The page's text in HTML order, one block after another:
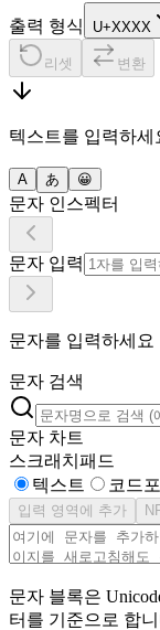
출력 형식
U+XXXX
리셋 변환
텍스트를 입력하세
A あ 😀
문자 인스펙터
문자 입력
문자를 입력하세요
문자 검색
문자 차트
스크래치패드
텍스트
코드
입력 영역에 추가
문자 블록은
터를 기준으로 합